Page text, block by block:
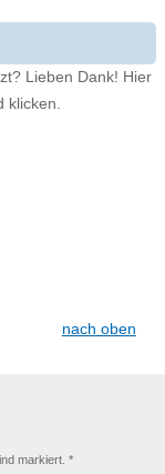
Lieben Dank! Hier
klicken.
nach oben
markiert. *